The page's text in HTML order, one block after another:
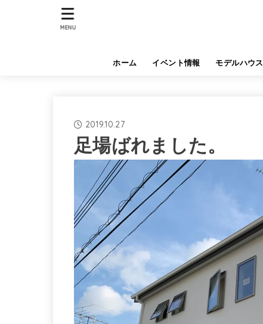
ホーム イベント情報 モデルハウス
MENU
2019.10.27
足場ばれました。